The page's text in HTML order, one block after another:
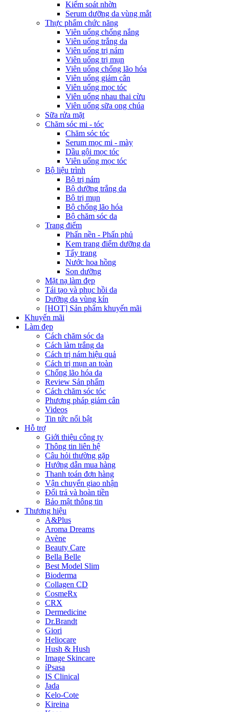
Kiểm soát nhờn
Serum dưỡng da vùng mắt
Thực phẩm chức năng
Viên uống chống nắng
Viên uống trắng da
Viên uống trị nám
Viên uống trị mụn
Viên uống chống lão hóa
Viên uống giảm cân
Viên uống mọc tóc
Viên uống nhau thai cừu
Viên uống sữa ong chúa
Sữa rửa mặt
Chăm sóc mi - tóc
Chăm sóc tóc
Serum mọc mi - mày
Dầu gội mọc tóc
Viên uống mọc tóc
Bộ liệu trình
Bộ trị nám
Bộ dưỡng trắng da
Bộ trị mụn
Bộ chống lão hóa
Bộ chăm sóc da
Trang điểm
Phấn nền - Phấn phủ
Kem trang điểm dưỡng da
Tẩy trang
Nước hoa hồng
Son dưỡng
Mặt nạ làm đẹp
Tái tạo và phục hồi da
Dưỡng da vùng kín
[HOT] Sản phẩm khuyến mãi
Khuyến mãi
Làm đẹp
Cách chăm sóc da
Cách làm trắng da
Cách trị nám hiệu quả
Cách trị mụn an toàn
Chống lão hóa da
Review Sản phẩm
Cách chăm sóc tóc
Phương pháp giảm cân
Videos
Tin tức nổi bật
Hỗ trợ
Giới thiệu công ty
Thông tin liên hệ
Câu hỏi thường gặp
Hướng dẫn mua hàng
Thanh toán đơn hàng
Vận chuyển giao nhận
Đổi trả và hoàn tiền
Bảo mật thông tin
Thương hiệu
A&Plus
Aroma Dreams
Avène
Beauty Care
Bella Belle
Best Model Slim
Bioderma
Collagen CD
CosmeRx
CRX
Dermedicine
Dr.Brandt
Giori
Heliocare
Hush & Hush
Image Skincare
íPsasa
IS Clinical
Jada
Kelo-Cote
Kireina